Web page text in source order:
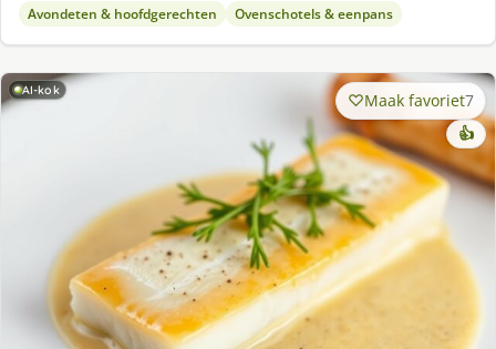
Avondeten & hoofdgerechten Ovenschotels & eenpans
AI-kok Maak favoriet7
👍